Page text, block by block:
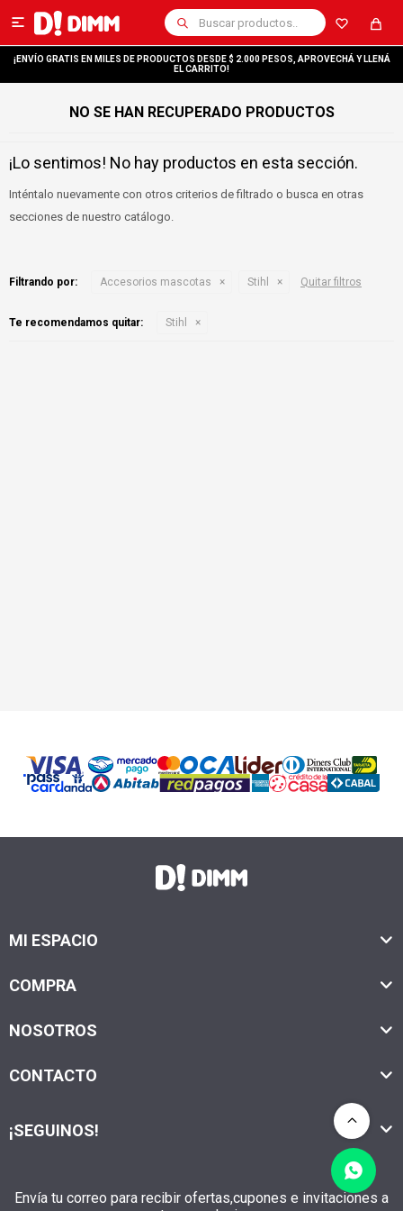

¡ENVÍO GRATIS EN MILES DE PRODUCTOS DESDE $ 2.000 PESOS, APROVECHÁ Y LLENÁ
EL CARRITO!
NO SE HAN RECUPERADO PRODUCTOS
¡Lo sentimos! No hay productos en esta sección.
Inténtalo nuevamente con otros criterios de filtrado o busca en otras
secciones de nuestro catálogo.
Filtrando por: Accesorios mascotas Stihl Quitar filtros
Te recomendamos quitar: Stihl
MI ESPACIO
COMPRA
NOSOTROS
CONTACTO
Envía tu correo para recibir ofertas,cupones e invitaciones a
¡SEGUINOS!